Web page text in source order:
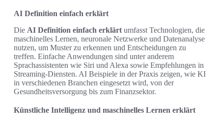
AI Definition einfach erklärt
Die AI Definition einfach erklärt umfasst Technologien, die
maschinelles Lernen, neuronale Netzwerke und Datenanalyse
nutzen, um Muster zu erkennen und Entscheidungen zu
treffen. Einfache Anwendungen sind unter anderem
Sprachassistenten wie Siri und Alexa sowie Empfehlungen in
Streaming-Diensten. AI Beispiele in der Praxis zeigen, wie KI
in verschiedenen Branchen eingesetzt wird, von der
Gesundheitsversorgung bis zum Finanzsektor.
Künstliche Intelligenz und maschinelles Lernen erklärt